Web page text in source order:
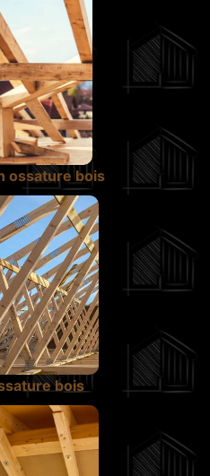
ossature bois
bois